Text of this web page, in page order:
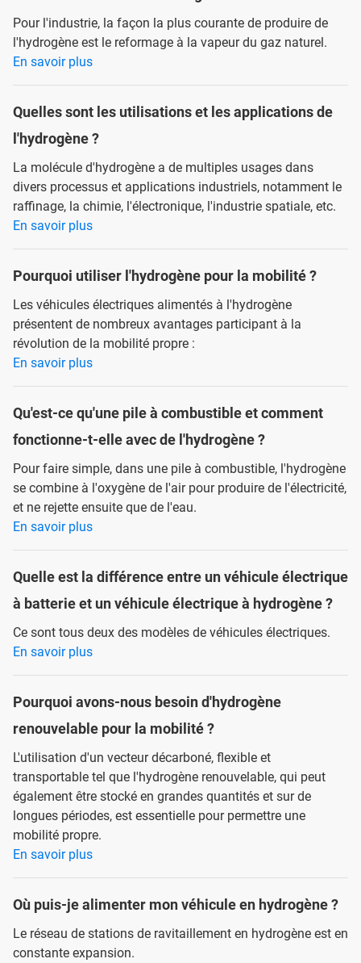
Pour l'industrie, la façon la plus courante de produire de
l'hydrogène est le reformage à la vapeur du gaz naturel.
En savoir plus
Quelles sont les utilisations et les applications de
l'hydrogène ?
La molécule d'hydrogène a de multiples usages dans
divers processus et applications industriels, notamment le
raffinage, la chimie, l'électronique, l'industrie spatiale, etc.
En savoir plus
Pourquoi utiliser l'hydrogène pour la mobilité ?
Les véhicules électriques alimentés à l'hydrogène
présentent de nombreux avantages participant à la
révolution de la mobilité propre :
En savoir plus
Qu'est-ce qu'une pile à combustible et comment
fonctionne-t-elle avec de l'hydrogène ?
Pour faire simple, dans une pile à combustible, l'hydrogène
se combine à l'oxygène de l'air pour produire de l'électricité,
et ne rejette ensuite que de l'eau.
En savoir plus
Quelle est la différence entre un véhicule électrique
à batterie et un véhicule électrique à hydrogène ?
Ce sont tous deux des modèles de véhicules électriques.
En savoir plus
Pourquoi avons-nous besoin d'hydrogène
renouvelable pour la mobilité ?
L'utilisation d'un vecteur décarboné, flexible et
transportable tel que l'hydrogène renouvelable, qui peut
également être stocké en grandes quantités et sur de
longues périodes, est essentielle pour permettre une
mobilité propre.
En savoir plus
Où puis-je alimenter mon véhicule en hydrogène ?
Le réseau de stations de ravitaillement en hydrogène est en
constante expansion.